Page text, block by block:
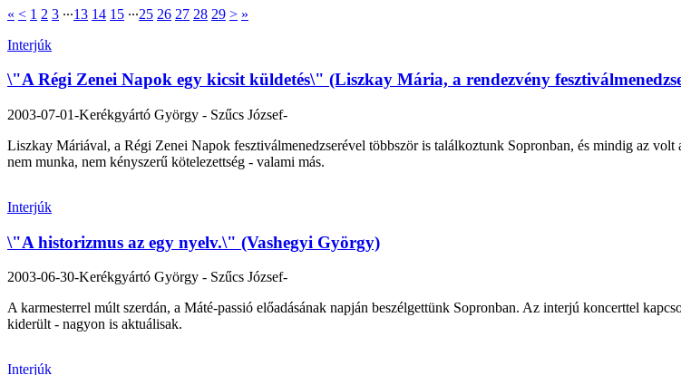
« < 1 2 3 ∙∙∙13 14 15 ∙∙∙25 26 27 28 29 > »
Interjúk
\"A Régi Zenei Napok egy kicsit küldetés\" (Liszkay Mária, a rendezvény
2003-07-01-Kerékgyártó György - Szűcs József-
Liszkay Máriával, a Régi Zenei Napok fesztiválmenedzserével többször is találkoztunk Sopronban, és mindig az
nem munka, nem kényszerű kötelezettség - valami más.
Interjúk
\"A historizmus az egy nyelv.\" (Vashegyi György)
2003-06-30-Kerékgyártó György - Szűcs József-
A karmesterrel múlt szerdán, a Máté-passió előadásának napján beszélgettünk Sopronban. Az interjú koncerttel
kiderült - nagyon is aktuálisak.
Interjúk